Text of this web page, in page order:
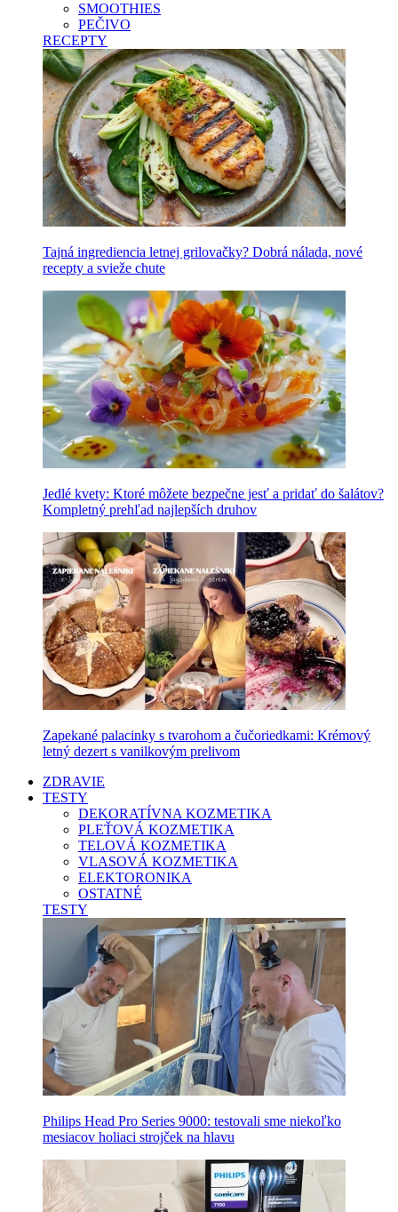
SMOOTHIES
PEČIVO
RECEPTY
Tajná ingrediencia letnej grilovačky? Dobrá nálada, nové
recepty a svieže chute
Jedlé kvety: Ktoré môžete bezpečne jesť a pridať do šalátov?
Kompletný prehľad najlepších druhov
Zapekané palacinky s tvarohom a čučoriedkami: Krémový
letný dezert s vanilkovým prelivom
ZDRAVIE
TESTY
DEKORATÍVNA KOZMETIKA
PLEŤOVÁ KOZMETIKA
TELOVÁ KOZMETIKA
VLASOVÁ KOZMETIKA
ELEKTORONIKA
OSTATNÉ
TESTY
Philips Head Pro Series 9000: testovali sme niekoľko
mesiacov holiaci strojček na hlavu